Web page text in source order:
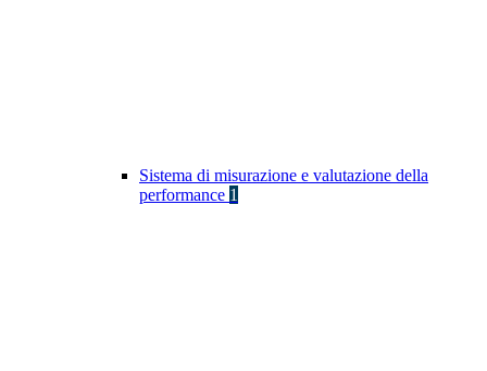
Sistema di misurazione e valutazione della
performance 1